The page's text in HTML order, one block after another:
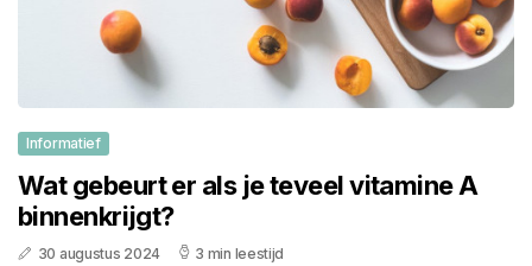
Informatief
Wat gebeurt er als je teveel vitamine A
binnenkrijgt?
30 augustus 2024 3 min leestijd